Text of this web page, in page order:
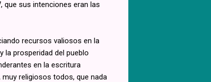
que sus intenciones eran las
recursos valiosos en la
la prosperidad del pueblo
en la escritura
religiosos todos, que nada